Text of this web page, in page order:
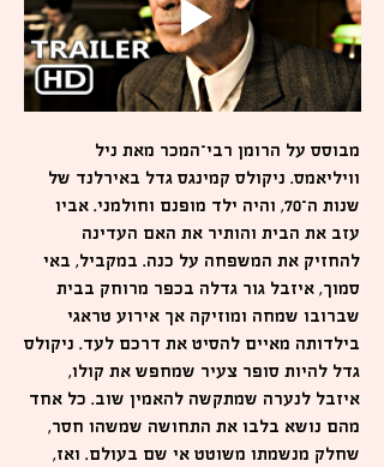
מבוסס על הרומן רבי־המכר מאת ניל
וויליאמס. ניקולס קמינגס גדל באירלנד של
שנות ה־70, והיה ילד מופנם וחולמני. אביו
עזב את הבית והותיר את האם העדינה
להחזיק את המשפחה על כנה. במקביל, באי
סמוך, איזבל גור גדלה בכפר מרוחק בבית
שברובו שמחה ומוזיקה אך אירוע טראגי
בילדותה מאיים להסיט את דרכם לעד. ניקולס
גדל להיות סופר צעיר שמחפש את קולו,
איזבל לנערה שמתקשה להאמין שוב. כל אחד
מהם נושא בלבו את התחושה שמשהו חסר,
שחלק מנשמתו משוטט אי שם בעולם. ואז,